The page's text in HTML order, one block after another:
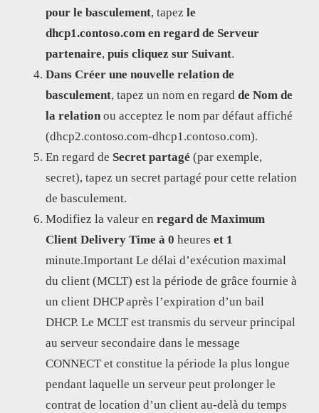
pour le basculement, tapez le
dhcp1.contoso.com en regard de Serveur
partenaire, puis cliquez sur Suivant.
Dans Créer une nouvelle relation de
basculement, tapez un nom en regard de Nom de
la relation ou acceptez le nom par défaut affiché
(dhcp2.contoso.com-dhcp1.contoso.com).
En regard de Secret partagé (par exemple,
secret), tapez un secret partagé pour cette relation
de basculement.
Modifiez la valeur en regard de Maximum
Client Delivery Time à 0 heures et 1
minute.Important Le délai d’exécution maximal
du client (MCLT) est la période de grâce fournie à
un client DHCP après l’expiration d’un bail
DHCP. Le MCLT est transmis du serveur principal
au serveur secondaire dans le message
CONNECT et constitue la période la plus longue
pendant laquelle un serveur peut prolonger le
contrat de location d’un client au-delà du temps